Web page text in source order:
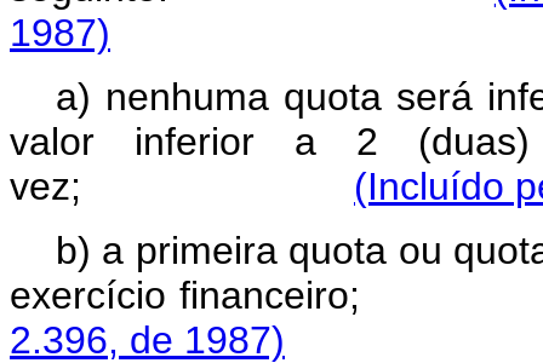
1987)
a) nenhuma quota será
valor inferior a 2
vez; (Incluído
b) a primeira quota ou
exercício
2.396, de 1987)